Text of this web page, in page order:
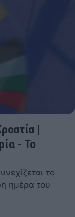
|
- Το
το
ημέρα του